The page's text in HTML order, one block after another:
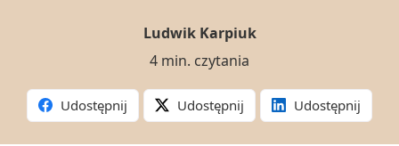
Ludwik Karpiuk
4 min. czytania
Udostępnij Udostępnij Udostępnij